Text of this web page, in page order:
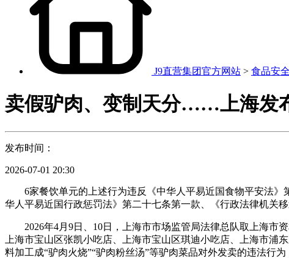
J9直营集团官方网站 > 食品安
卖假驴肉、变制天分……上海发
发布时间：
2026-07-01 20:30
6家餐饮单元的上述行为违反《中华人平易近国食物平安法》
华人平易近国行政惩罚法》第二十七条第一款、《行政法律机关
2026年4月9日、10日，上海市市场监管局法律总队取上海市资
上海市宝山区张凯小吃店、上海市宝山区琪迪小吃店、上海市
料加工成“驴肉火烧”“驴肉粉丝汤”等驴肉菜品对外发卖的违法行